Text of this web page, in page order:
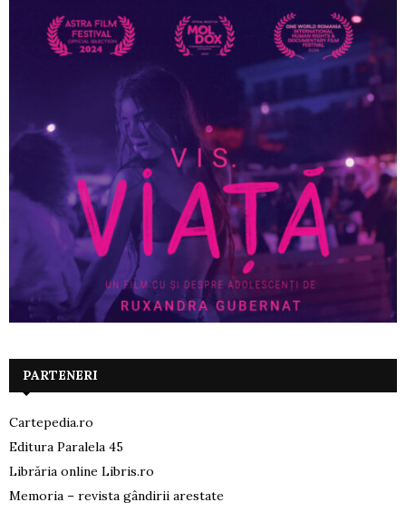
PARTENERI
Cartepedia.ro
Editura Paralela 45
Librăria online Libris.ro
Memoria – revista gândirii arestate